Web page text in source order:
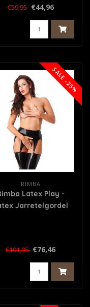
€59,95 €44,96
SALE -25%
RIMBA
Latex Play -
Jarretelgordel
€101,95 €76,46